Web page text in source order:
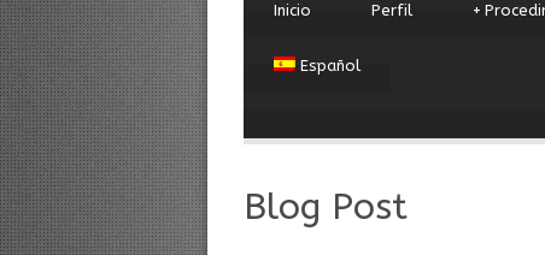
Inicio Perfil +
Español
Blog Post